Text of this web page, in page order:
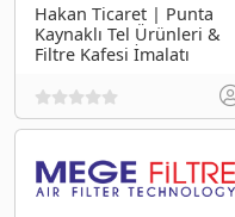
Hakan Ticaret | Punta
Kaynaklı Tel Ürünleri &
Filtre Kafesi İmalatı